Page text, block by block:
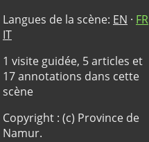
Langues de la scène: EN · FR
IT
1 visite guidée, 5 articles et
17 annotations dans cette
scène
Copyright : (c) Province de
Namur.